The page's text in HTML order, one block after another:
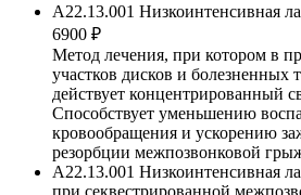
A22.13.001 Низкоинтенсивная
6900 ₽
Метод лечения, при котором в
участков дисков и болезненных
действует концентрированный
Способствует уменьшению
кровообращения и ускорению
резорбции межпозвонковой
A22.13.001 Низкоинтенсивная
при секвестрированной